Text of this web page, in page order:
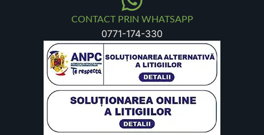
CONTACT PRIN WHATSAPP
0771-174-330